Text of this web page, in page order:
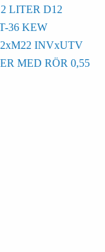
LITER D12
36 KEW
INVxUTV
MED RÖR 0,55